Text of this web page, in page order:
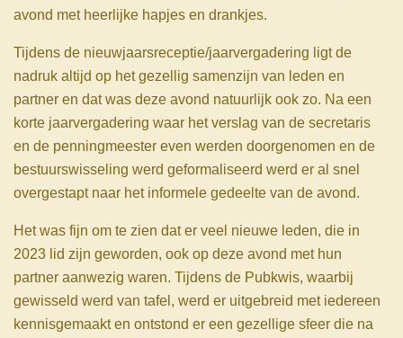
avond met heerlijke hapjes en drankjes.
Tijdens de nieuwjaarsreceptie/jaarvergadering ligt de
nadruk altijd op het gezellig samenzijn van leden en
partner en dat was deze avond natuurlijk ook zo. Na een
korte jaarvergadering waar het verslag van de secretaris
en de penningmeester even werden doorgenomen en de
bestuurswisseling werd geformaliseerd werd er al snel
overgestapt naar het informele gedeelte van de avond.
Het was fijn om te zien dat er veel nieuwe leden, die in
2023 lid zijn geworden, ook op deze avond met hun
partner aanwezig waren. Tijdens de Pubkwis, waarbij
gewisseld werd van tafel, werd er uitgebreid met iedereen
kennisgemaakt en ontstond er een gezellige sfeer die na